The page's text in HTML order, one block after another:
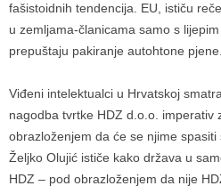
fašistoidnih tendencija. EU, ističu
u zemljama-članicama samo s
prepuštaju pakiranje autohtone pjene.
Viđeni intelektualci u Hrvatskoj
nagodba tvrtke HDZ d.o.o. imperativ
obrazloženjem da će se njime
Željko Olujić ističe kako država u
HDZ – pod obrazloženjem da nije